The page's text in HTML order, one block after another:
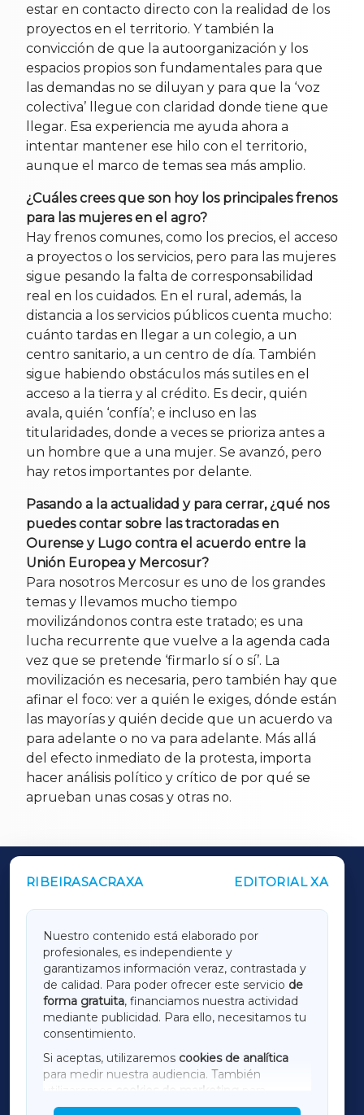
estar en contacto directo con la realidad de los
proyectos en el territorio. Y también la
convicción de que la autoorganización y los
espacios propios son fundamentales para que
las demandas no se diluyan y para que la ‘voz
colectiva’ llegue con claridad donde tiene que
llegar. Esa experiencia me ayuda ahora a
intentar mantener ese hilo con el territorio,
aunque el marco de temas sea más amplio.
¿Cuáles crees que son hoy los principales frenos
para las mujeres en el agro?
Hay frenos comunes, como los precios, el acceso
a proyectos o los servicios, pero para las mujeres
sigue pesando la falta de corresponsabilidad
real en los cuidados. En el rural, además, la
distancia a los servicios públicos cuenta mucho:
cuánto tardas en llegar a un colegio, a un
centro sanitario, a un centro de día. También
sigue habiendo obstáculos más sutiles en el
acceso a la tierra y al crédito. Es decir, quién
avala, quién ‘confía’; e incluso en las
titularidades, donde a veces se prioriza antes a
un hombre que a una mujer. Se avanzó, pero
hay retos importantes por delante.
Pasando a la actualidad y para cerrar, ¿qué nos
puedes contar sobre las tractoradas en
Ourense y Lugo contra el acuerdo entre la
Unión Europea y Mercosur?
Para nosotros Mercosur es uno de los grandes
temas y llevamos mucho tiempo
movilizándonos contra este tratado; es una
lucha recurrente que vuelve a la agenda cada
vez que se pretende ‘firmarlo sí o sí’. La
movilización es necesaria, pero también hay que
afinar el foco: ver a quién le exiges, dónde están
las mayorías y quién decide que un acuerdo va
para adelante o no va para adelante. Más allá
del efecto inmediato de la protesta, importa
hacer análisis político y crítico de por qué se
aprueban unas cosas y otras no.
RIBEIRASACRAXA EDITORIAL XA
Nuestro contenido está elaborado por
profesionales, es independiente y
garantizamos información veraz, contrastada y
de calidad. Para poder ofrecer este servicio de
forma gratuita, financiamos nuestra actividad
mediante publicidad. Para ello, necesitamos tu
consentimiento.
Si aceptas, utilizaremos cookies de analítica
para medir nuestra audiencia. También
utilizaremos
cookies de marketing
mostrar publicidad de terceros.
OUTROS PERIÓDICOS
LUGOXA
TERRACHAXA
AMARIÑAXA